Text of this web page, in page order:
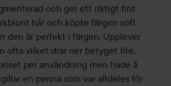
och ger ett riktigt fint
hår och köpte färgen soft
den är perfekt i färgen. Upplever
ofta vilket drar ner betyget lite,
per användning men hade å
en penna som var alldeles för